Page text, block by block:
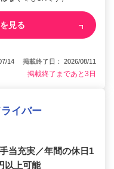
見る
14 掲載終了日： 2026/08/11
掲載終了まであと3日
イバー
当充実／年間の休日1
以上可能